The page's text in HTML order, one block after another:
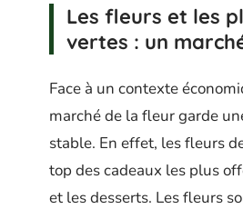
Les fleurs et les
vertes : un
Face à un contexte
marché de la fleur garde
stable. En effet, les fleurs
top des cadeaux les plus
et les desserts. Les fleurs